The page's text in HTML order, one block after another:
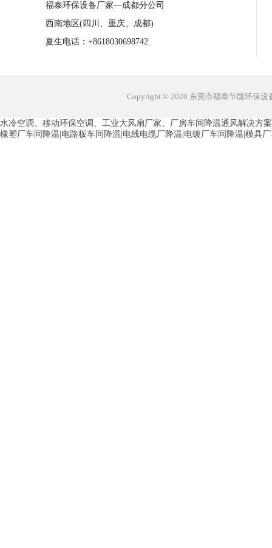
福泰环保设备厂家—成都分公司
西南地区(四川、重庆、成都)
夏生电话：+8618030698742
Copyright © 2020 东莞市福泰节能环保设
水冷空调、移动环保空调、工业大风扇厂家、厂房车间降温通风解决方
橡塑厂车间降温|电路板车间降温|电线电缆厂降温|电镀厂车间降温|模具